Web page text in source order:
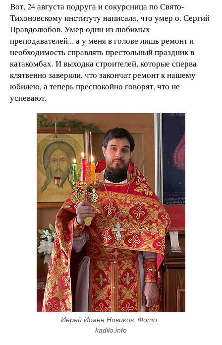
Вот, 24 августа подруга и сокурсница по Свято-
Тихоновскому институту написала, что умер о. Сергий
Правдолюбов. Умер один из любимых
преподавателей... а у меня в голове лишь ремонт и
необходимость справлять престольный праздник в
катакомбах. И выходка строителей, которые сперва
клятвенно заверяли, что закончат ремонт к нашему
юбилею, а теперь преспокойно говорят, что не
успевают.
Иерей Иоанн Новиков. Фото:
kadilo.info